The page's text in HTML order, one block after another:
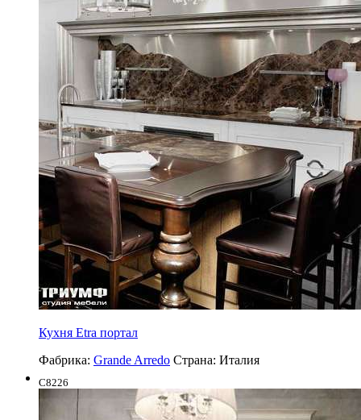
Кухня Etra портал
Фабрика: Grande Arredo Страна: Италия
C8226